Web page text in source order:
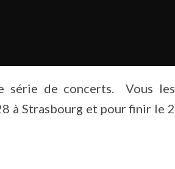
série de concerts. Vous les
à Strasbourg et pour finir le 2